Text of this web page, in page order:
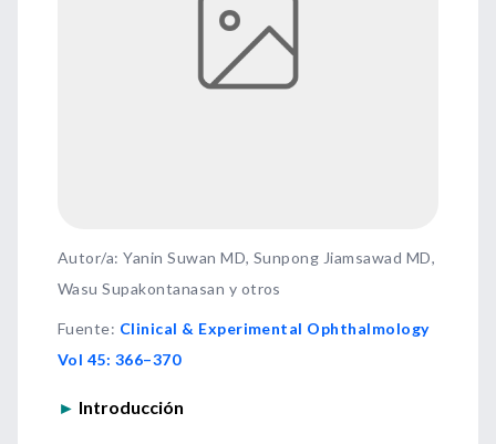
Autor/a: Yanin Suwan MD, Sunpong Jiamsawad MD,
Wasu Supakontanasan y otros
Fuente: Clinical & Experimental Ophthalmology
Vol 45: 366–370
► Introducción